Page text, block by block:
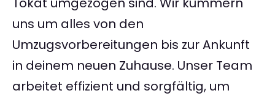
uns um alles von den
Umzugsvorbereitungen bis zur Ankunft
in deinem neuen Zuhause. Unser Team
arbeitet effizient und sorgfältig, um